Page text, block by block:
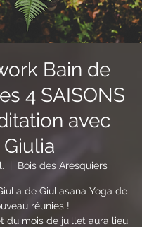
Bain de
4 SAISONS
avec
Giulia
  |
Bois des Aresquiers
de Giuliasana Yoga de
réunies !
du mois de juillet aura lieu